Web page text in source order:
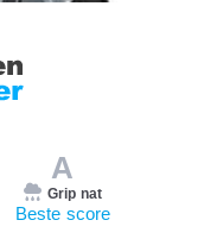
A
Grip nat
Beste score